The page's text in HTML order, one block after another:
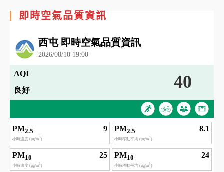
即時空氣品質資訊